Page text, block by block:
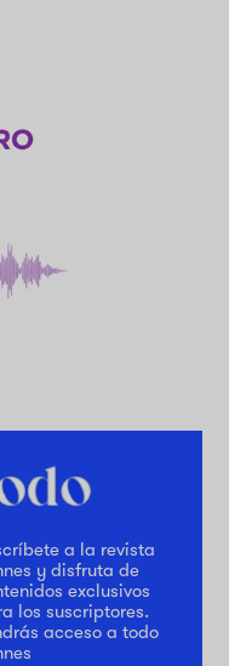
a la revista
y disfruta de
exclusivos
los suscriptores.
acceso a todo